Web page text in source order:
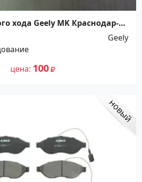
хода Geely MK Краснодар-
Geely
цена 100